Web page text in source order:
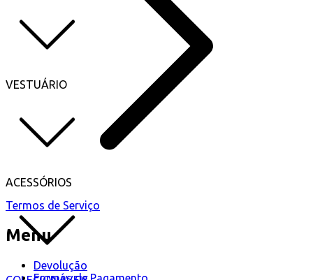
VESTUÁRIO
ACESSÓRIOS
Termos de Serviço
Menu
Devolução